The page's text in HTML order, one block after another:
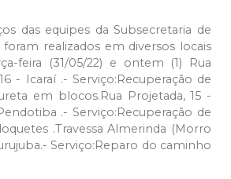
das equipes da Subsecretaria de
foram realizados em diversos locais
feira (31/05/22) e ontem (1) Rua
- Icaraí .- Serviço:Recuperação de
em blocos.Rua Projetada, 15 -
.- Serviço:Recuperação de
.Travessa Almerinda (Morro
Serviço:Reparo do caminho